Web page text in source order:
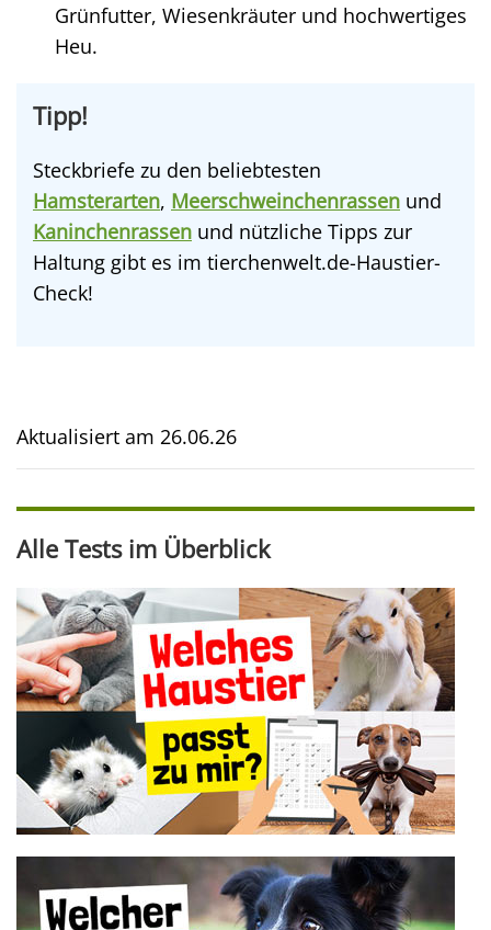
Grünfutter, Wiesenkräuter und hochwertiges
Heu.
Tipp!
Steckbriefe zu den beliebtesten
Hamsterarten, Meerschweinchenrassen und
Kaninchenrassen und nützliche Tipps zur
Haltung gibt es im tierchenwelt.de-Haustier-
Check!
Aktualisiert am 26.06.26
Alle Tests im Überblick